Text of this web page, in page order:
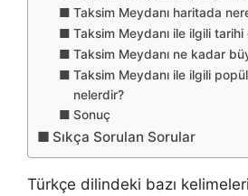
Taksim Meydanı haritada
Taksim Meydanı ile ilgili
Taksim Meydanı ne kadar
Taksim Meydanı ile ilgili
nelerdir?
Sonuç
Sıkça Sorulan Sorular
Türkçe dilindeki bazı